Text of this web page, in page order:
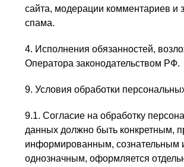
сайта, модерации комментариев и
спама.
4. Исполнения обязанностей,
Оператора законодательством РФ.
9. Условия обработки
9.1. Согласие на обработку
данных должно быть конкретным,
информированным, сознательным
однозначным, оформляется